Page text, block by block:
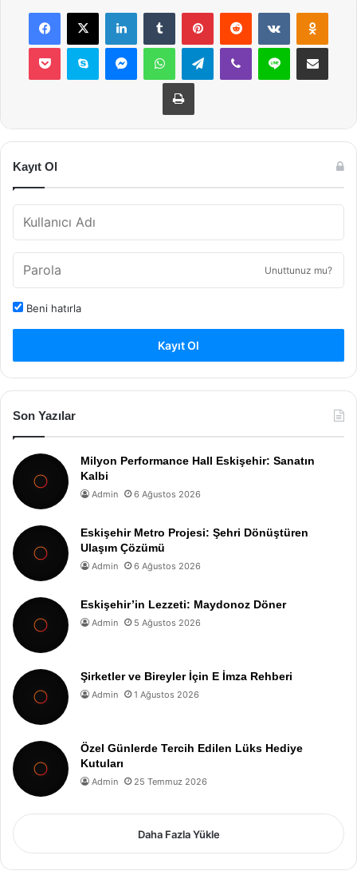
Facebook
X LinkedInTumblr PinterestReddit VKontakte
Pocket Skype MessengerWhatsAppTelegramViber Line E-Posta ile
Yazdır
Kayıt Ol
Unuttunuz mu?
Beni hatırla
Kayıt Ol
Son Yazılar
Milyon Performance Hall Eskişehir: Sanatın
Kalbi
Admin 6 Ağustos 2026
Eskişehir Metro Projesi: Şehri Dönüştüren
Ulaşım Çözümü
Admin 6 Ağustos 2026
Eskişehir’in Lezzeti: Maydonoz Döner
Admin 5 Ağustos 2026
Şirketler ve Bireyler İçin E İmza Rehberi
Admin 1 Ağustos 2026
Özel Günlerde Tercih Edilen Lüks Hediye
Kutuları
Admin 25 Temmuz 2026
Daha Fazla Yükle